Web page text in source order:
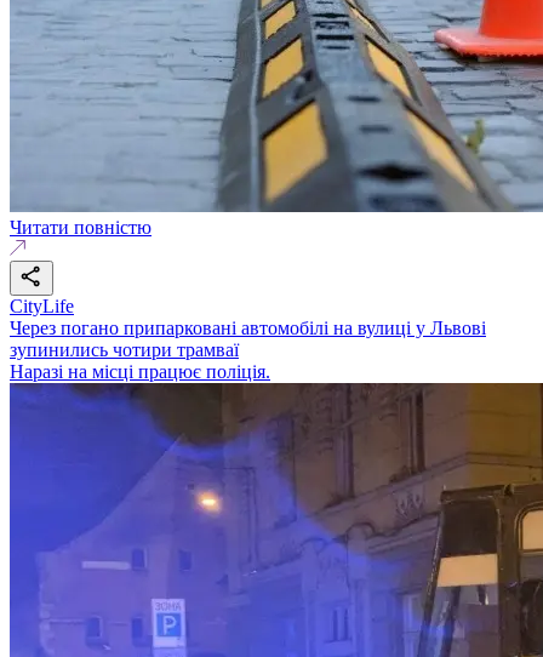
Читати повністю
CityLife
Через погано припарковані автомобілі на вулиці у Львові
зупинились чотири трамваї
Наразі на місці працює поліція.